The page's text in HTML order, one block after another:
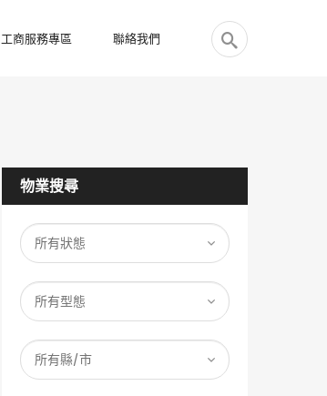
工商服務專區 聯絡我們
物業搜尋